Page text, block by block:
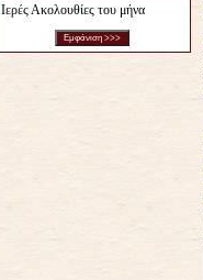
Ιερές Ακολουθίες του μήνα